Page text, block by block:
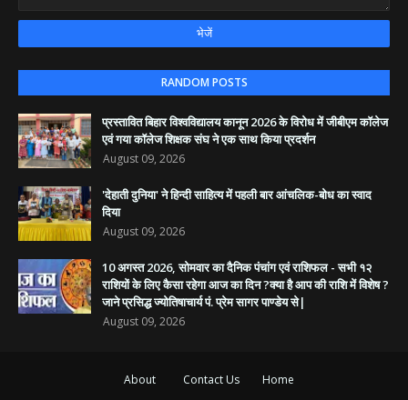
RANDOM POSTS
​प्रस्तावित बिहार विश्वविद्यालय कानून 2026 के विरोध में जीबीएम कॉलेज
एवं गया कॉलेज शिक्षक संघ ने एक साथ किया प्रदर्शन
August 09, 2026
'देहाती दुनिया' ने हिन्दी साहित्य में पहली बार आंचलिक-बोध का स्वाद
दिया
August 09, 2026
10 अगस्त 2026, सोमवार का दैनिक पंचांग एवं राशिफल - सभी १२
राशियों के लिए कैसा रहेगा आज का दिन ?क्या है आप की राशि में विशेष ?
जाने प्रसिद्ध ज्योतिषाचार्य पं. प्रेम सागर पाण्डेय से|
August 09, 2026
About Contact Us Home